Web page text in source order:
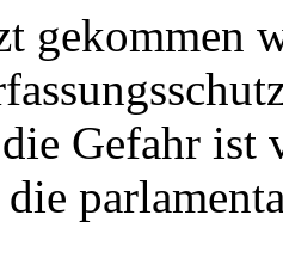
gekommen
Gefahr